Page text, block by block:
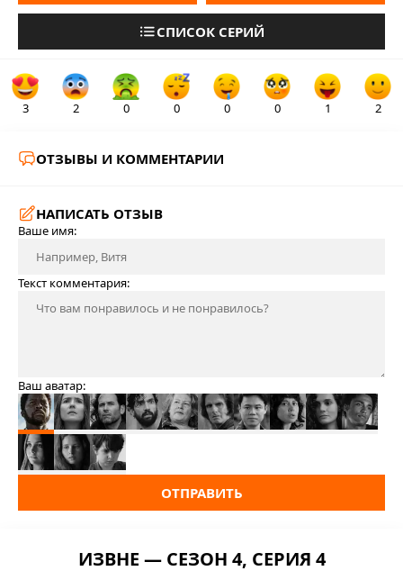
СПИСОК СЕРИЙ
3 2 0 0 0 0 1 2
ОТЗЫВЫ И КОММЕНТАРИИ
НАПИСАТЬ ОТЗЫВ
Ваше имя:
Текст комментария:
Ваш аватар:
ОТПРАВИТЬ
ИЗВНЕ — СЕЗОН 4, СЕРИЯ 4